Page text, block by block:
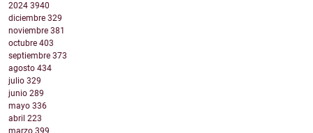
2024 3940
diciembre 329
noviembre 381
octubre 403
septiembre 373
agosto 434
julio 329
junio 289
mayo 336
abril 223
marzo 399